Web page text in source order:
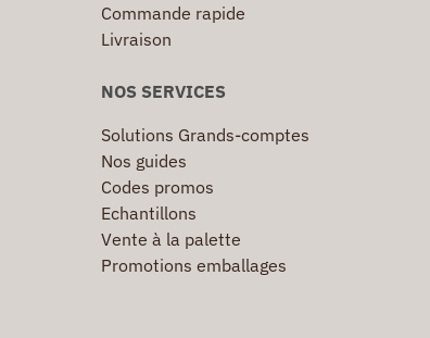
Commande rapide
Livraison
NOS SERVICES
Solutions Grands-comptes
Nos guides
Codes promos
Echantillons
Vente à la palette
Promotions emballages